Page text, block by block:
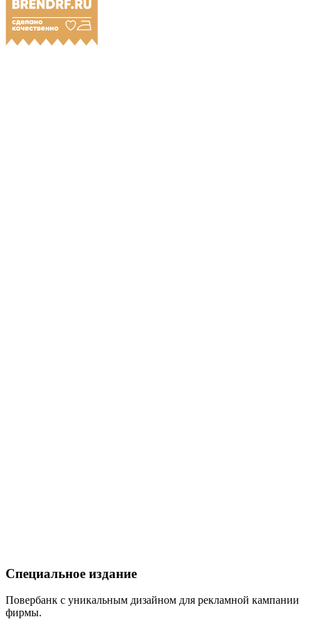
Специальное издание
Повербанк с уникальным дизайном для рекламной кампании
фирмы.